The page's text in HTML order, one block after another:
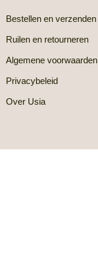
Bestellen en verzenden
Ruilen en retourneren
Algemene voorwaarden
Privacybeleid
Over Usia